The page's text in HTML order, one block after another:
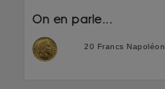
On en parle...
20 Francs Napoléon